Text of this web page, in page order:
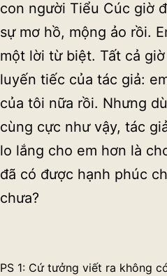
con người Tiểu Cúc giờ
sự mơ hồ, mộng ảo rồi.
một lời từ biệt. Tất cả
luyến tiếc của tác giả:
của tôi nữa rồi. Nhưng
cùng cực như vậy, tác
lo lắng cho em hơn là
đã có được hạnh phúc
chưa?
PS 1: Cứ tưởng viết ra không